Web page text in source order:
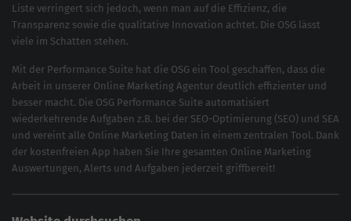
Liste verringert sich jedoch, wenn man auf die Effizienz, die
Transparenz sowie die qualitative Innovation achtet. Die OSG lässt
viele im Schatten stehen.
Mit der Performance Suite hat die OSG ein Tool geschaffen, dass die
Arbeit in unserer Online Marketing Agentur deutlich effizienter und
besser macht. Die OSG Performance Suite automatisiert
wiederkehrende Aufgaben z.B. bei der SEO-Optimierung (SEO) und SEA
und vereint alle Online Marketing Daten in einem zentralen Tool. Dank
der kostenfreien App haben Sie Ihre gesamten Online Marketing
Auswertungen, Alerts und Aufgaben jederzeit griffbereit!